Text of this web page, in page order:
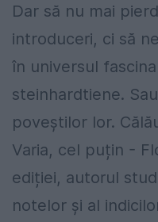
Dar să nu mai
introduceri, ci să
în universul
steinhardtiene.
poveștilor lor.
Varia, cel puțin -
ediției, autorul
notelor și al